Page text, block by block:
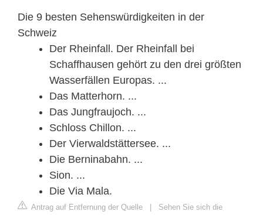
Die 9 besten Sehenswürdigkeiten in der
Schweiz
Der Rheinfall. Der Rheinfall bei
Schaffhausen gehört zu den drei größten
Wasserfällen Europas. ...
Das Matterhorn. ...
Das Jungfraujoch. ...
Schloss Chillon. ...
Der Vierwaldstättersee. ...
Die Berninabahn. ...
Sion. ...
Die Via Mala.
Antrag auf Entfernung der Quelle
Sehen Sie sich die